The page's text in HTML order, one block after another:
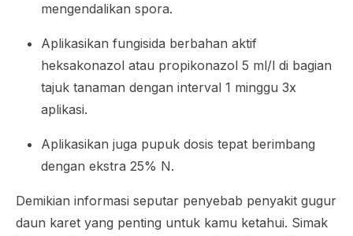
mengendalikan spora.
Aplikasikan fungisida berbahan aktif
heksakonazol atau propikonazol 5 ml/l di bagian
tajuk tanaman dengan interval 1 minggu 3x
aplikasi.
Aplikasikan juga pupuk dosis tepat berimbang
dengan ekstra 25% N.
Demikian informasi seputar penyebab penyakit gugur
daun karet yang penting untuk kamu ketahui. Simak